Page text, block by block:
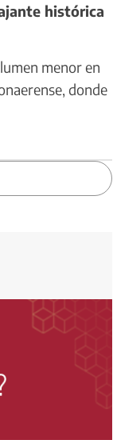
histórica
menor en
donde